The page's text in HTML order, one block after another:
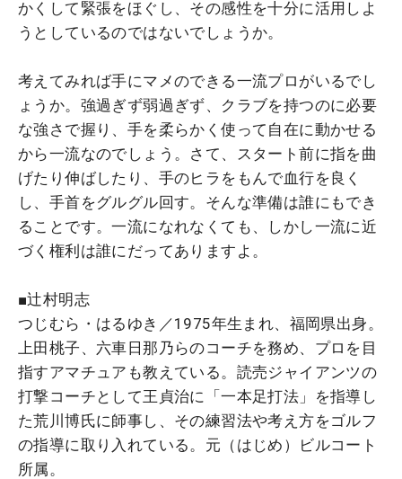
かくして緊張をほぐし、その感性を十分に活用しよ
うとしているのではないでしょうか。
考えてみれば手にマメのできる一流プロがいるでし
ょうか。強過ぎず弱過ぎず、クラブを持つのに必要
な強さで握り、手を柔らかく使って自在に動かせる
から一流なのでしょう。さて、スタート前に指を曲
げたり伸ばしたり、手のヒラをもんで血行を良く
し、手首をグルグル回す。そんな準備は誰にもでき
ることです。一流になれなくても、しかし一流に近
づく権利は誰にだってありますよ。
■辻村明志
つじむら・はるゆき／1975年生まれ、福岡県出身。
上田桃子、六車日那乃らのコーチを務め、プロを目
指すアマチュアも教えている。読売ジャイアンツの
打撃コーチとして王貞治に「一本足打法」を指導し
た荒川博氏に師事し、その練習法や考え方をゴルフ
の指導に取り入れている。元（はじめ）ビルコート
所属。